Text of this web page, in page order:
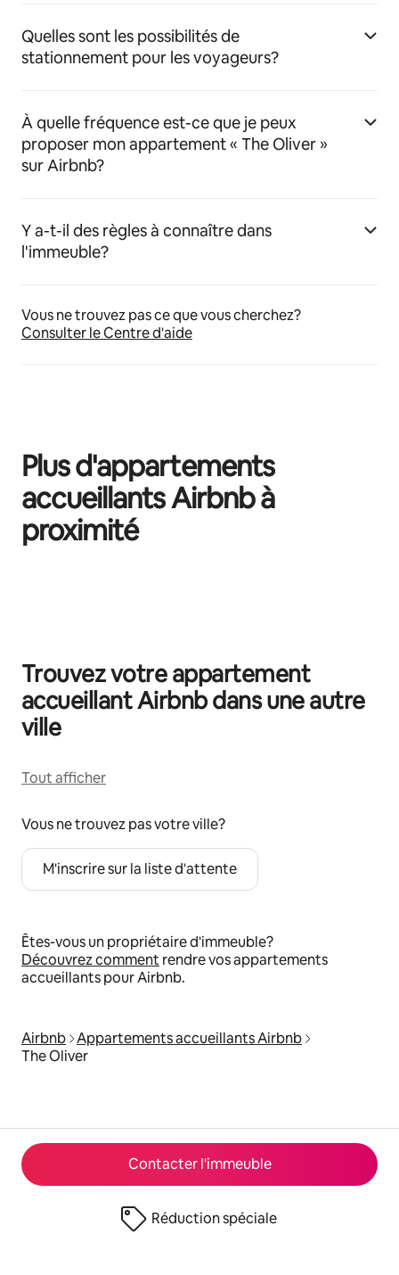
Contacter l'immeuble
Réduction spéciale
Quelles sont les possibilités de
stationnement pour les voyageurs?
À quelle fréquence est-ce que je peux
proposer mon appartement « The Oliver »
sur Airbnb?
Y a-t-il des règles à connaître dans
l'immeuble?
Vous ne trouvez pas ce que vous cherchez?
Consulter le Centre d'aide
Plus d'appartements
accueillants Airbnb à
proximité
Trouvez votre appartement
accueillant Airbnb dans une autre
ville
Tout afficher
Vous ne trouvez pas votre ville?
M'inscrire sur la liste d'attente
Êtes-vous un propriétaire d'immeuble?
Découvrez comment rendre vos appartements
accueillants pour Airbnb.
Airbnb Appartements accueillants Airbnb
The Oliver